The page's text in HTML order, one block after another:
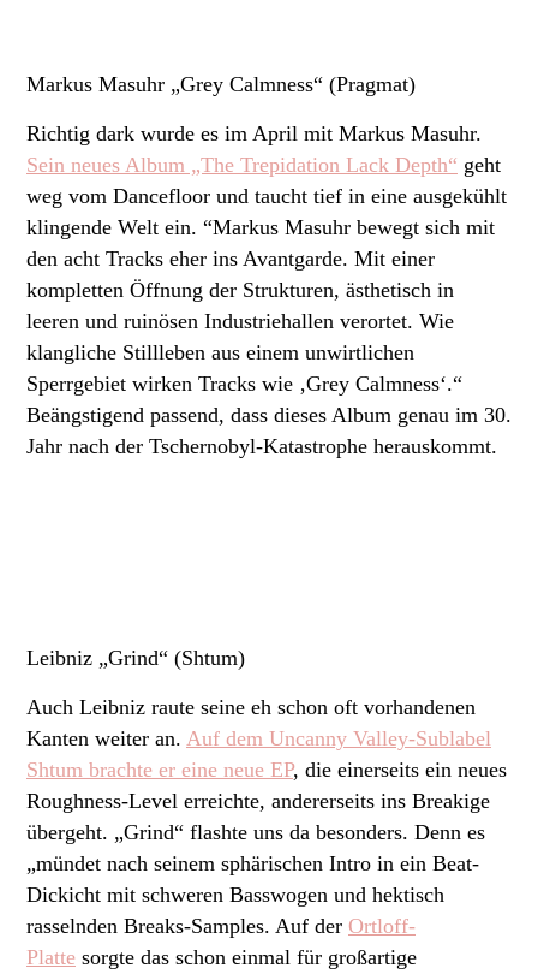
Markus Masuhr „Grey Calmness“ (Pragmat)
Richtig dark wurde es im April mit Markus Masuhr.
Sein neues Album „The Trepidation Lack Depth“ geht
weg vom Dancefloor und taucht tief in eine ausgekühlt
klingende Welt ein. “Markus Masuhr bewegt sich mit
den acht Tracks eher ins Avantgarde. Mit einer
kompletten Öffnung der Strukturen, ästhetisch in
leeren und ruinösen Industriehallen verortet. Wie
klangliche Stillleben aus einem unwirtlichen
Sperrgebiet wirken Tracks wie ‚Grey Calmness‘.“
Beängstigend passend, dass dieses Album genau im 30.
Jahr nach der Tschernobyl-Katastrophe herauskommt.
Leibniz „Grind“ (Shtum)
Auch Leibniz raute seine eh schon oft vorhandenen
Kanten weiter an. Auf dem Uncanny Valley-Sublabel
Shtum brachte er eine neue EP, die einerseits ein neues
Roughness-Level erreichte, andererseits ins Breakige
übergeht. „Grind“ flashte uns da besonders. Denn es
„mündet nach seinem sphärischen Intro in ein Beat-
Dickicht mit schweren Basswogen und hektisch
rasselnden Breaks-Samples. Auf der Ortloff-
Platte sorgte das schon einmal für großartige